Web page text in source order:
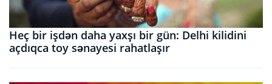
Heç bir işdən daha yaxşı bir gün: Delhi kilidini
açdıqca toy sənayesi rahatlaşır